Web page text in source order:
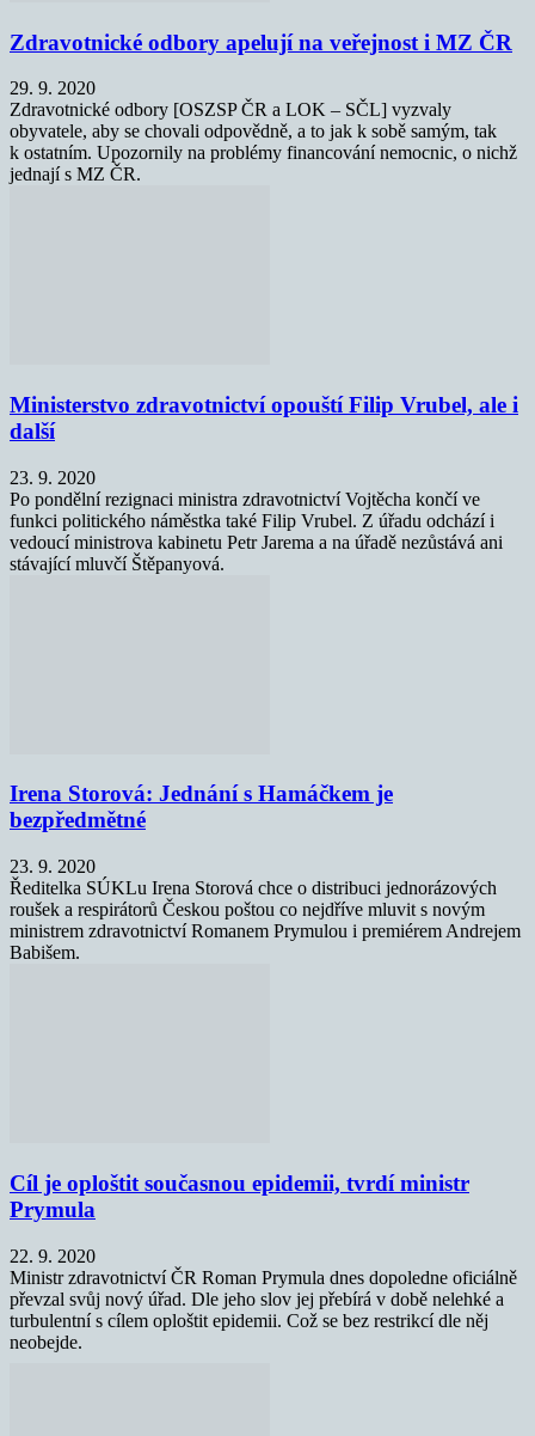
Zdravotnické odbory apelují na veřejnost i MZ ČR
29. 9. 2020
Zdravotnické odbory [OSZSP ČR a LOK – SČL] vyzvaly
obyvatele, aby se chovali odpovědně, a to jak k sobě samým, tak
k ostatním. Upozornily na problémy financování nemocnic, o nichž
jednají s MZ ČR.
Ministerstvo zdravotnictví opouští Filip Vrubel, ale i
další
23. 9. 2020
Po pondělní rezignaci ministra zdravotnictví Vojtěcha končí ve
funkci politického náměstka také Filip Vrubel. Z úřadu odchází i
vedoucí ministrova kabinetu Petr Jarema a na úřadě nezůstává ani
stávající mluvčí Štěpanyová.
Irena Storová: Jednání s Hamáčkem je
bezpředmětné
23. 9. 2020
Ředitelka SÚKLu Irena Storová chce o distribuci jednorázových
roušek a respirátorů Českou poštou co nejdříve mluvit s novým
ministrem zdravotnictví Romanem Prymulou i premiérem Andrejem
Babišem.
Cíl je oploštit současnou epidemii, tvrdí ministr
Prymula
22. 9. 2020
Ministr zdravotnictví ČR Roman Prymula dnes dopoledne oficiálně
převzal svůj nový úřad. Dle jeho slov jej přebírá v době nelehké a
turbulentní s cílem oploštit epidemii. Což se bez restrikcí dle něj
neobejde.